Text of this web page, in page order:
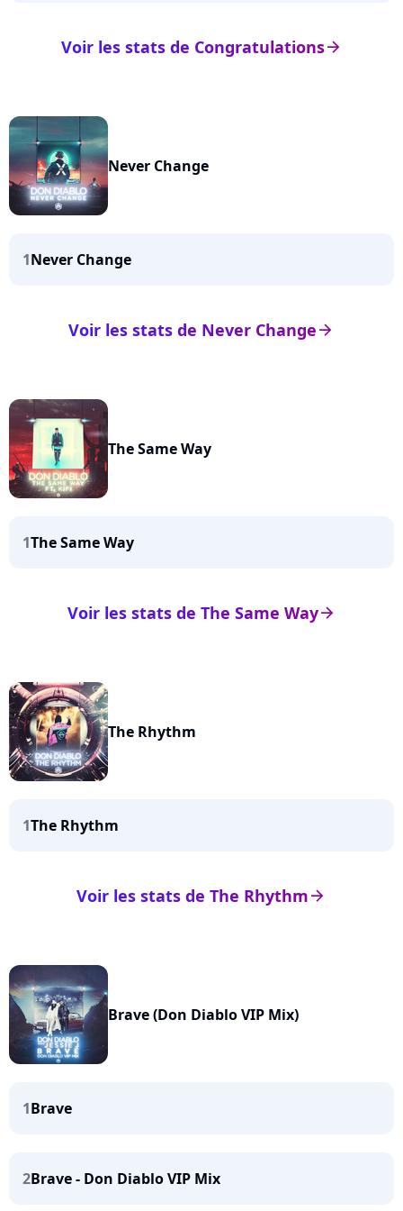
arrow_right
Voir les stats de Congratulations
Never Change
1Never Change
arrow_right
Voir les stats de Never Change
The Same Way
1The Same Way
arrow_right
Voir les stats de The Same Way
The Rhythm
1The Rhythm
arrow_right
Voir les stats de The Rhythm
Brave (Don Diablo VIP Mix)
1Brave
2Brave - Don Diablo VIP Mix